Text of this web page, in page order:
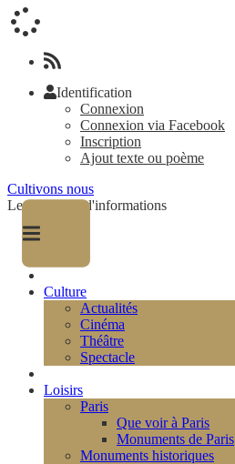
Identification
Connexion
Connexion via Facebook
Inscription
Ajout texte ou poème
Cultivons nous
Le magazine d'informations
Culture
Actualités
Cinéma
Théâtre
Spectacle
Loisirs
Paris
Que voir à Paris
Monuments de Paris
Monuments historiques